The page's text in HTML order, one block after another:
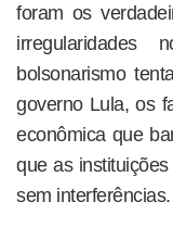
foram os
irregularidades
bolsonarismo
governo Lula, os
econômica que
que as
sem interferências.